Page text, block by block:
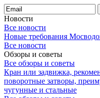
Новости
Все новости
Новые требования
Все новости
Обзоры и советы
Все обзоры и советы
Кран или задвижка,
поворотные затворы,
чугунные и стальные